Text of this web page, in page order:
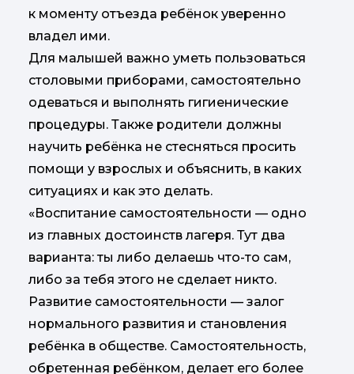
к моменту отъезда ребёнок уверенно
владел ими.
Для малышей важно уметь пользоваться
столовыми приборами, самостоятельно
одеваться и выполнять гигиенические
процедуры. Также родители должны
научить ребёнка не стесняться просить
помощи у взрослых и объяснить, в каких
ситуациях и как это делать.
«Воспитание самостоятельности — одно
из главных достоинств лагеря. Тут два
варианта: ты либо делаешь что-то сам,
либо за тебя этого не сделает никто.
Развитие самостоятельности — залог
нормального развития и становления
ребёнка в обществе. Самостоятельность,
обретенная ребёнком, делает его более